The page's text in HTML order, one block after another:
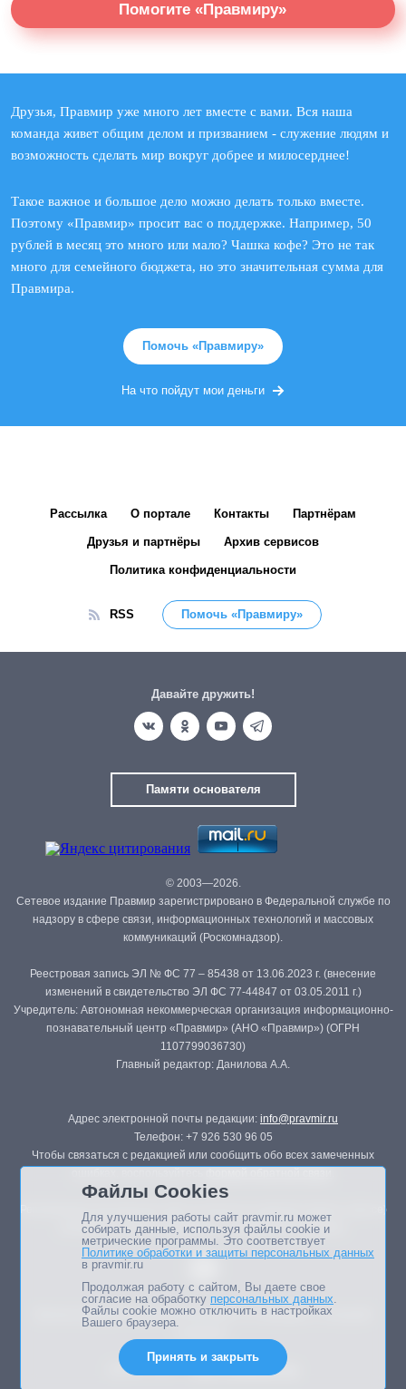
Помогите «Правмиру»
Друзья, Правмир уже много лет вместе с вами. Вся наша
команда живет общим делом и призванием - служение людям и
возможность сделать мир вокруг добрее и милосерднее!
Такое важное и большое дело можно делать только вместе.
Поэтому «Правмир» просит вас о поддержке. Например, 50
рублей в месяц это много или мало? Чашка кофе? Это не так
много для семейного бюджета, но это значительная сумма для
Правмира.
Помочь «Правмиру»
На что пойдут мои деньги
Рассылка О портале Контакты Партнёрам
Друзья и партнёры Архив сервисов
Политика конфиденциальности
RSS Помочь «Правмиру»
Давайте дружить!
Памяти основателя
© 2003—2026.
Сетевое издание Правмир зарегистрировано в Федеральной службе по
надзору в сфере связи, информационных технологий и массовых
коммуникаций (Роскомнадзор).
Реестровая запись ЭЛ № ФС 77 – 85438 от 13.06.2023 г. (внесение
изменений в свидетельство ЭЛ ФС 77-44847 от 03.05.2011 г.)
Учредитель: Автономная некоммерческая организация информационно-
познавательный центр «Правмир» (АНО «Правмир») (ОГРН
1107799036730)
Главный редактор: Данилова А.А.
Адрес электронной почты редакции: info@pravmir.ru
Телефон: +7 926 530 96 05
Чтобы связаться с редакцией или сообщить обо всех замеченных
Републикация материалов сайта в печатных изданиях (книгах, прессе)
возможна только с письменного разрешения редакции.
Мнение авторов статей портала может не совпадать с позицией
Дизайн сайта -
Файлы Cookies
Для улучшения работы сайт pravmir.ru может
собирать данные, используя файлы cookie и
метрические программы. Это соответствует
Политике обработки и защиты персональных данных
в pravmir.ru
Продолжая работу с сайтом, Вы даете свое
согласие на обработку персональных данных.
Файлы cookie можно отключить в настройках
Вашего браузера.
Принять и закрыть